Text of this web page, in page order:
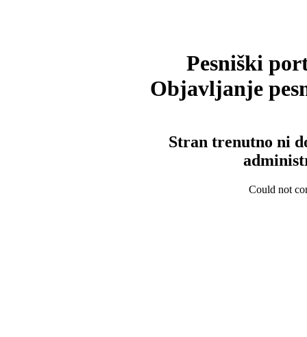
Pesniški
Objavljanje
Stran trenutno ni
Could not